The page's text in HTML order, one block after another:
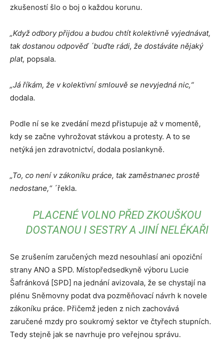
zkušeností šlo o boj o každou korunu.
„Když odbory přijdou a budou chtít kolektivně vyjednávat,
tak dostanou odpověď ´buďte rádi, že dostáváte nějaký
plat, popsala.
„Já říkám, že v kolektivní smlouvě se nevyjedná nic,“
dodala.
Podle ní se ke zvedání mezd přistupuje až v momentě,
kdy se začne vyhrožovat stávkou a protesty. A to se
netýká jen zdravotnictví, dodala poslankyně.
„To, co není v zákoníku práce, tak zaměstnanec prostě
nedostane,“´řekla.
PLACENÉ VOLNO PŘED ZKOUŠKOU
DOSTANOU I SESTRY A JINÍ NELÉKAŘI
Se zrušením zaručených mezd nesouhlasí ani opoziční
strany ANO a SPD. Místopředsedkyně výboru Lucie
Šafránková [SPD] na jednání avizovala, že se chystají na
plénu Sněmovny podat dva pozměňovací návrh k novele
zákoníku práce. Přičemž jeden z nich zachovává
zaručené mzdy pro soukromý sektor ve čtyřech stupních.
Tedy stejně jak se navrhuje pro veřejnou správu.